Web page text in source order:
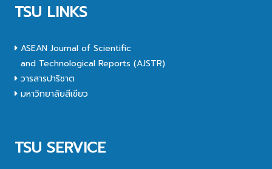
TSU LINKS
ASEAN Journal of Scientific
and Technological Reports (AJSTR)
วารสารปาริชาต
มหาวิทยาลัยสีเขียว
TSU SERVICE